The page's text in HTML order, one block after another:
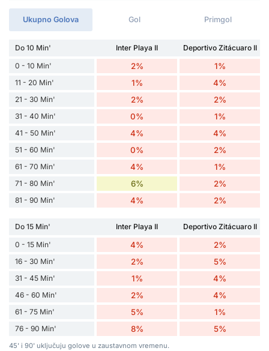
Ukupno Golova Gol Primgol
Do 10 Min' Inter Playa II
Deportivo Zitácuaro II
0 - 10 Min'
2% 1%
11 - 20 Min' 1% 4%
21 - 30 Min' 2% 2%
31 - 40 Min' 0% 1%
41 - 50 Min' 4% 4%
51 - 60 Min' 0% 2%
61 - 70 Min' 4% 1%
71 - 80 Min' 6% 2%
81 - 90 Min' 4% 2%
Do 15 Min' Inter Playa II
Deportivo Zitácuaro II
0 - 15 Min'
4% 2%
16 - 30 Min' 2% 5%
31 - 45 Min' 1% 4%
46 - 60 Min' 2% 4%
61 - 75 Min' 5% 1%
76 - 90 Min' 8% 5%
45' i 90' uključuju golove u zaustavnom vremenu.